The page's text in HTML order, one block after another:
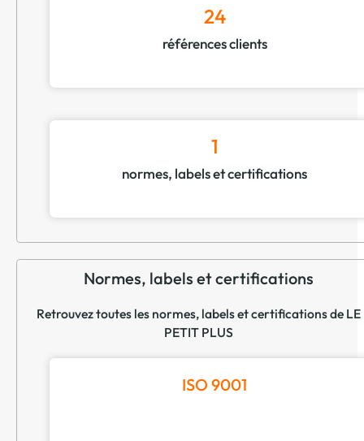
24
références clients
1
normes, labels et certifications
Normes, labels et certifications
Retrouvez toutes les normes, labels et certifications de LE
PETIT PLUS
ISO 9001